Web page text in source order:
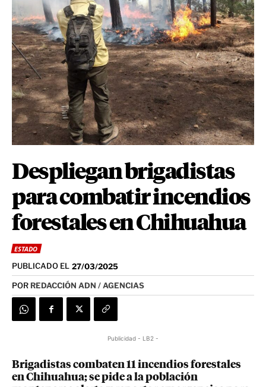
Despliegan brigadistas
para combatir incendios
forestales en Chihuahua
ESTADO
PUBLICADO EL 27/03/2025
POR REDACCIÓN ADN / AGENCIAS
Publicidad - LB2 -
Brigadistas combaten 11 incendios forestales
en Chihuahua; se pide a la población